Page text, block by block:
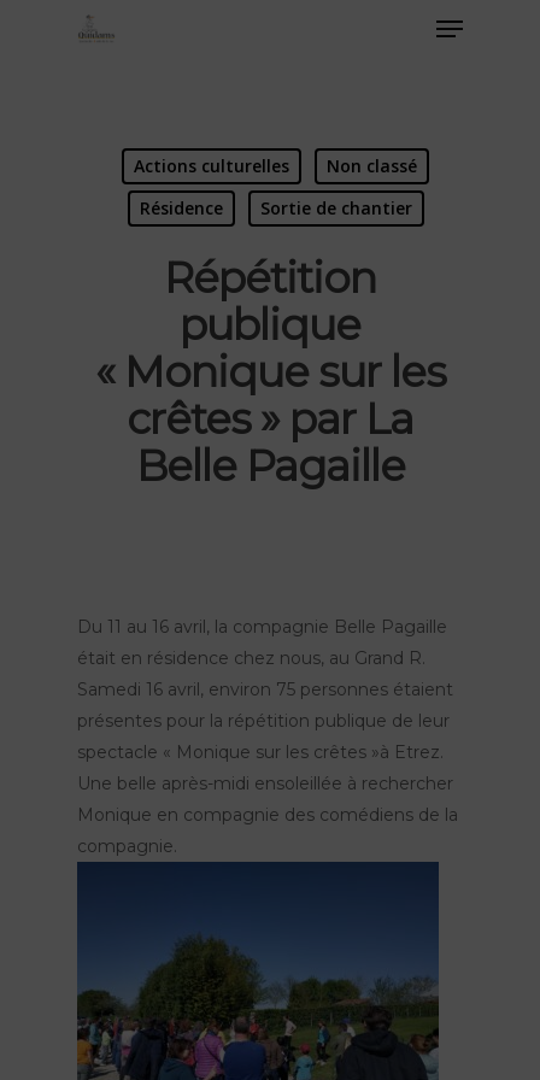
Actions culturelles
Non classé
Résidence
Sortie de chantier
Répétition
publique
« Monique sur les
crêtes » par La
Belle Pagaille
Du 11 au 16 avril, la compagnie Belle Pagaille
était en résidence chez nous, au Grand R.
Samedi 16 avril, environ 75 personnes étaient
présentes pour la répétition publique de leur
spectacle « Monique sur les crêtes »à Etrez.
Une belle après-midi ensoleillée à rechercher
Monique en compagnie des comédiens de la
compagnie.